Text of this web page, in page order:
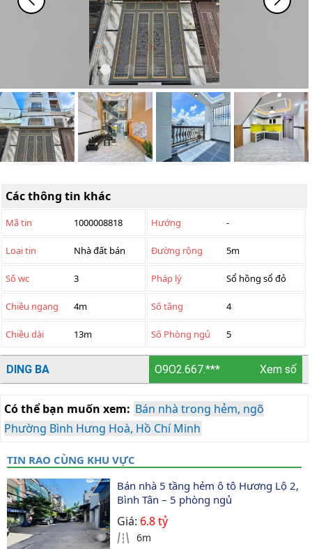
Các thông tin khác
Mã tin 1000008818 Hướng -
Loại tin Nhà đất bán Đường rộng 5m
Số wc 3 Pháp lý Sổ hồng sổ đỏ
Chiều ngang 4m Số tầng 4
Chiều dài 13m Số Phòng ngủ 5
DING BA O9O2.667.*** Xem số
Có thể bạn muốn xem: Bán nhà trong hẻm, ngõ
Phường Bình Hưng Hoà, Hồ Chí Minh
TIN RAO CÙNG KHU VỰC
Bán nhà 5 tầng hẻm ô tô Hương Lộ 2,
Bình Tân – 5 phòng ngủ
Giá: 6.8 tỷ
6m